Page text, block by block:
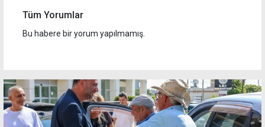
Tüm Yorumlar
Bu habere bir yorum yapılmamış.